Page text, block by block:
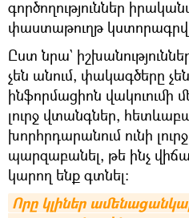
գործողություններ
փաստաթուղթ
Ըստ նրա`
չեն անում, փակագծերը
ինֆորմացիոն վակուումի
լուրջ վտանգներ,
խորհրդարանում ունի
պարզաբանել, թե ինչ
կարող ենք գտնել։
Որը կլիներ